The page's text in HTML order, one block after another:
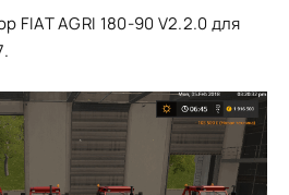
FIAT AGRI 180-90 V2.2.0 для